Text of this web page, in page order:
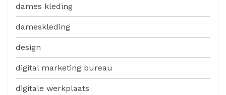
dames kleding
dameskleding
design
digital marketing bureau
digitale werkplaats